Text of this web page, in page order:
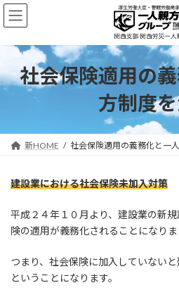
コ
ン
ン
へ
ス
プ
ナ
ビ
ー
ョ
ン
動
社会保険適用の
方制度
新HOME 社会保険適用の義務化と一
建設業における社会保険未加入対策
平成２４年１０月より、建設業の新
険の適用が義務化されることになりま
つまり、社会保険に加入していない
ということになります。